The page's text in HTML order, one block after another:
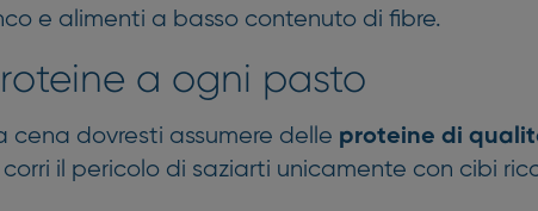
e alimenti a basso contenuto di fibre.
a ogni pasto
cena dovresti assumere delle proteine di
il pericolo di saziarti unicamente con cibi